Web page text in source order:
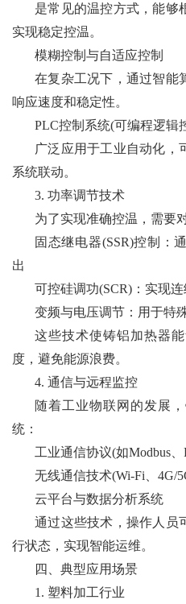
是常见的温控方式，能够
实现稳定控温。
模糊控制与自适应控制
在复杂工况下，通过智能
响应速度和稳定性。
PLC控制系统(可编程逻辑
广泛应用于工业自动化，
系统联动。
3. 功率调节技术
为了实现准确控温，需要
固态继电器(SSR)控制：
出
可控硅调功(SCR)：实现
变频与电压调节：用于特
这些技术使铸铝加热器
度，避免能源浪费。
4. 通信与远程监控
随着工业物联网的发展
统：
工业通信协议(如Modbus、
无线通信技术(Wi-Fi、4G/
云平台与数据分析系统
通过这些技术，操作人员
行状态，实现智能运维。
四、典型应用场景
1. 塑料加工行业